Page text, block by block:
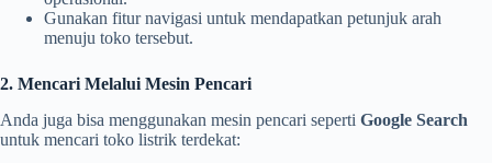
Gunakan fitur navigasi untuk mendapatkan petunjuk arah
menuju toko tersebut.
2. Mencari Melalui Mesin Pencari
Anda juga bisa menggunakan mesin pencari seperti Google Search
untuk mencari toko listrik terdekat: